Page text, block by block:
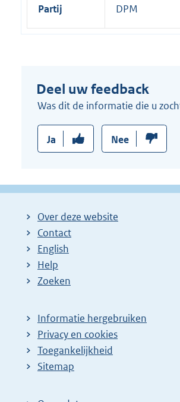
Partij DPM
Deel uw feedback
Was dit de informatie die u
Ja Nee
Over deze website
Contact
English
Help
Zoeken
Informatie hergebruiken
Privacy en cookies
Toegankelijkheid
Sitemap